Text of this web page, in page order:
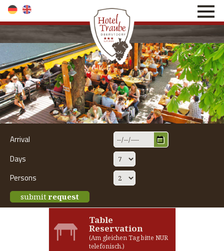
direkt zur Navigation
direkt zum Inhalt
Arrival
Days
Persons
submit request
Table
Reservation
(Am gleichen Tag bitte NUR
telefonisch.)